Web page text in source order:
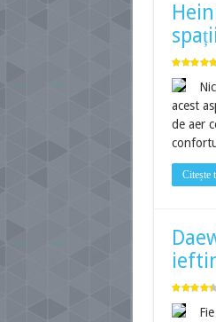
acest
de aer
Citește